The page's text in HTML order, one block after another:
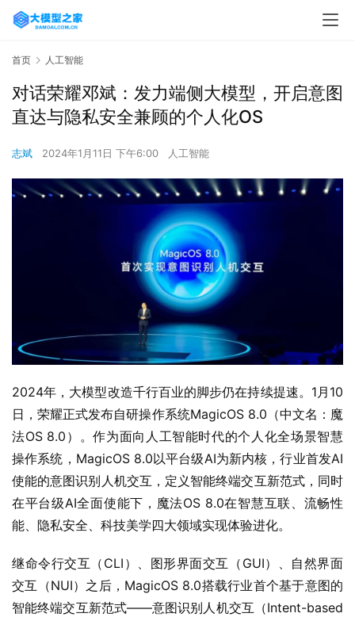
首页 人工智能
对话荣耀邓斌：发力端侧大模型，开启意图
直达与隐私安全兼顾的个人化OS
志斌 2024年1月11日 下午6:00 人工智能
2024年，大模型改造千行百业的脚步仍在持续提速。1月10
日，荣耀正式发布自研操作系统MagicOS 8.0（中文名：魔
法OS 8.0）。作为面向人工智能时代的个人化全场景智慧
操作系统，MagicOS 8.0以平台级AI为新内核，行业首发AI
使能的意图识别人机交互，定义智能终端交互新范式，同时
在平台级AI全面使能下，魔法OS 8.0在智慧互联、流畅性
能、隐私安全、科技美学四大领域实现体验进化。
继命令行交互（CLI）、图形界面交互（GUI）、自然界面
交互（NUI）之后，MagicOS 8.0搭载行业首个基于意图的
智能终端交互新范式——意图识别人机交互（Intent-based